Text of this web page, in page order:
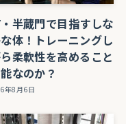
半蔵門で目指すしな
体！トレーニングし
柔軟性を高めること
なのか？
年8月6日